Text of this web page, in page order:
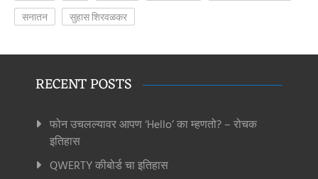
सनातन
सुहास शिरवळकर
RECENT POSTS
फोन उचलल्यावर आपण ‘Hello’ का म्हणतो? – रोचक
इतिहास
QWERTY कीबोर्ड चा इतिहास